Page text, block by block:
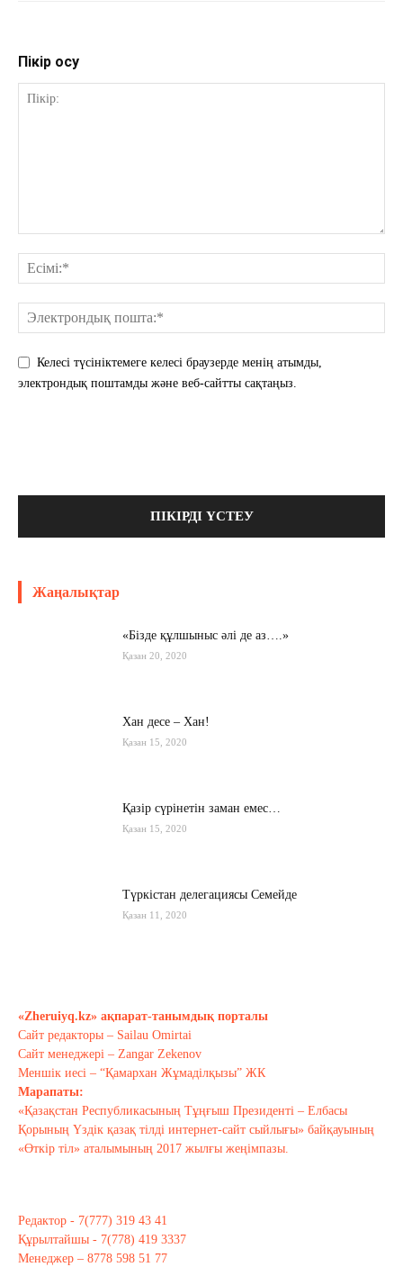
Пікір қосу
Келесі түсініктемеге келесі браузерде менің атымды,
электрондық поштамды және веб-сайтты сақтаңыз.
Жаңалықтар
«Бізде құлшыныс әлі де аз….»
Қазан 20, 2020
Хан десе – Хан!
Қазан 15, 2020
Қазір сүрінетін заман емес…
Қазан 15, 2020
Түркістан делегациясы Семейде
Қазан 11, 2020
Қазан 10, 2020
Тағы оқу
«Zheruiyq.kz» ақпарат-танымдық порталы
Сайт редакторы – Sailau Omirtai
Сайт менеджері – Zangar Zekenov
Меншік иесі – “Қамархан Жұмаділқызы” ЖК
Марапаты:
«Қазақстан Республикасының Тұңғыш Президенті – Елбасы
Қорының Үздік қазақ тілді интернет-сайт сыйлығы» байқауының
«Өткір тіл» аталымының 2017 жылғы жеңімпазы.
Редактор - 7(777) 319 43 41
Құрылтайшы - 7(778) 419 3337
Менеджер – 8778 598 51 77